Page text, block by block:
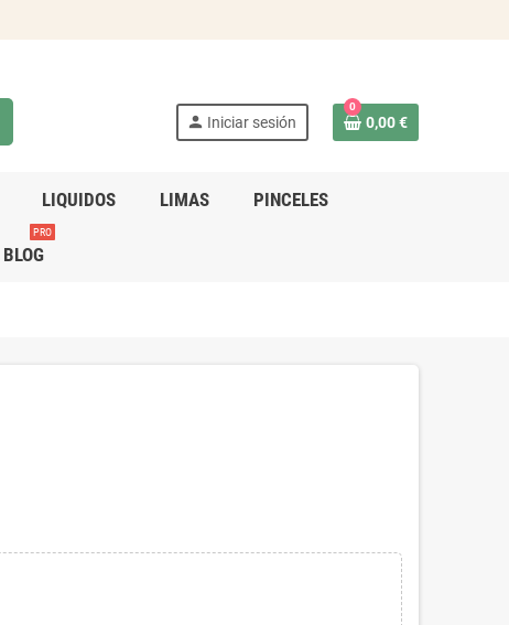
person Iniciar sesión
0
0,00 €
LIQUIDOS LIMAS PINCELES
BLOG
PRO